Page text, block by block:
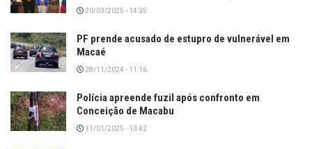
20/03/2025 - 14:35
PF prende acusado de estupro de vulnerável em
Macaé
28/11/2024 - 11:16
Polícia apreende fuzil após confronto em
Conceição de Macabu
11/01/2025 - 13:42